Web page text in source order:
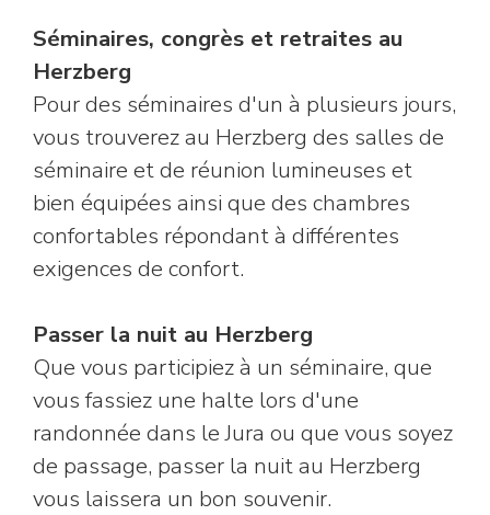
Séminaires, congrès et retraites au
Herzberg
Pour des séminaires d'un à plusieurs jours,
vous trouverez au Herzberg des salles de
séminaire et de réunion lumineuses et
bien équipées ainsi que des chambres
confortables répondant à différentes
exigences de confort.
Passer la nuit au Herzberg
Que vous participiez à un séminaire, que
vous fassiez une halte lors d'une
randonnée dans le Jura ou que vous soyez
de passage, passer la nuit au Herzberg
vous laissera un bon souvenir.